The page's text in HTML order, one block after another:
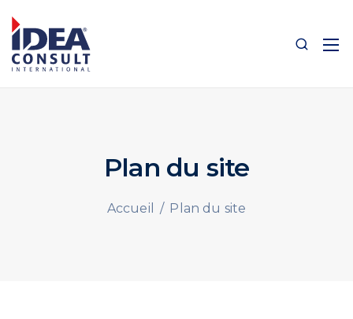
Plan du site
/ Plan du site